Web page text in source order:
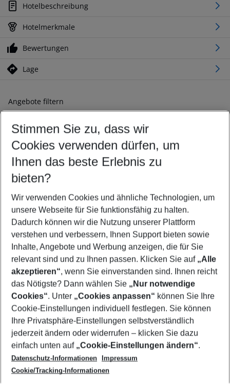
Hotelbeschreibung
Hotelmerkmale
Bewertungen
Lage
Angebote filtern
Ändern Sie Ihre Kriterien nach Ihren Wünschen
Abflughafen wählen
Beliebiger Abflughafen
Reisezeitraum wählen
09.08.26– 07.08.27 5-8 Nächte
2 Erwachsene Keine Kinder
Mehr Filter anzeigen
Footer
Footer navigation
Über uns
AGB
Cookie-Einstellungen ändern
Cookie-Richtlinie
Datenschutz
Service & Hilfe
Barrierefreies Reisen
Check-in
Folgen Sie uns
Stimmen Sie zu, dass wir
Cookies verwenden dürfen, um
Ihnen das beste Erlebnis zu
bieten?
Wir verwenden Cookies und ähnliche Technologien, um
unsere Webseite für Sie funktionsfähig zu halten.
Dadurch können wir die Nutzung unserer Plattform
verstehen und verbessern, Ihnen Support bieten sowie
Inhalte, Angebote und Werbung anzeigen, die für Sie
relevant sind und zu Ihnen passen. Klicken Sie auf „Alle
akzeptieren“, wenn Sie einverstanden sind. Ihnen reicht
das Nötigste? Dann wählen Sie „Nur notwendige
Cookies“. Unter „Cookies anpassen“ können Sie Ihre
Cookie-Einstellungen individuell festlegen. Sie können
Ihre Privatsphäre-Einstellungen selbstverständlich
jederzeit ändern oder widerrufen – klicken Sie dazu
einfach unten auf „Cookie-Einstellungen ändern“.
Datenschutz-Informationen
Impressum
Cookie/Tracking-Informationen